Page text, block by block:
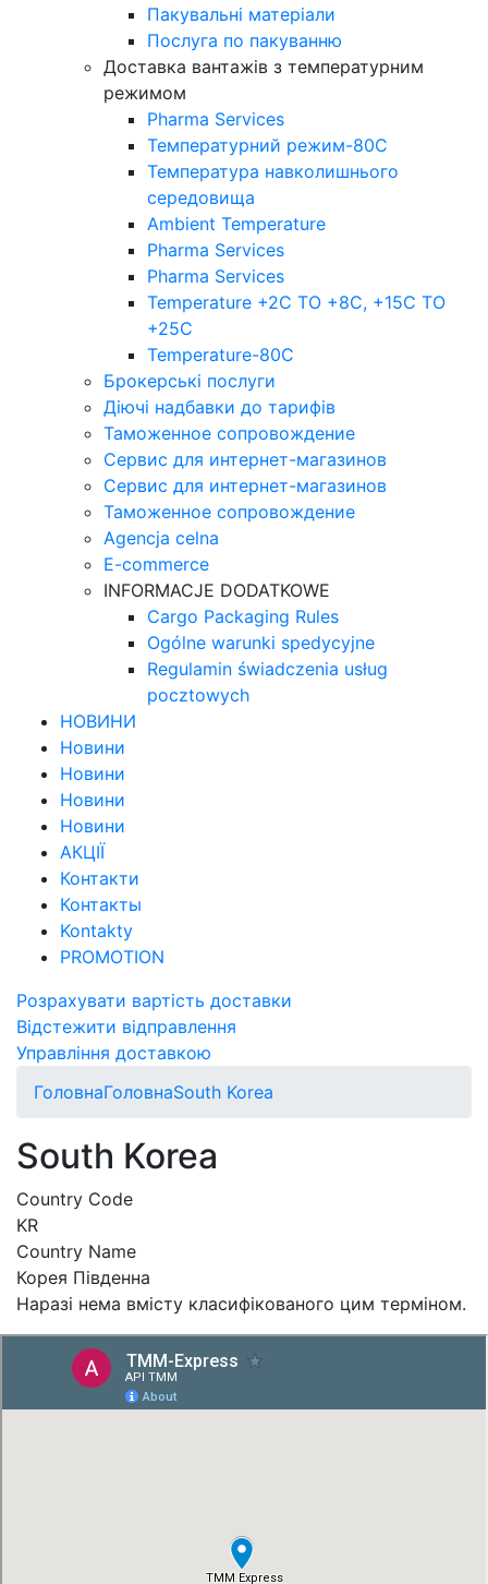
Пакувальнi матерiали
Послуга по пакуванню
Доставка вантажів з температурним
режимом
Pharma Services
Температурний режим-80С
Температура навколишнього
середовища
Ambient Temperature
Pharma Services
Pharma Services
Temperature +2C TO +8С, +15C TO
+25С
Temperature-80С
Брокерські послуги
Діючі надбавки до тарифів
Таможенное сопровождение
Сервис для интернет-магазинов
Сервис для интернет-магазинов
Таможенное сопровождение
Agencja celna
E-commerce
INFORMACJE DODATKOWE
Cargo Packaging Rules
Ogólne warunki spedycyjne
Regulamin świadczenia usług
pocztowych
НОВИНИ
Новини
Новини
Новини
Новини
АКЦІЇ
Контакти
Контакты
Kontakty
PROMOTION
Розрахувати вартість доставки
Відстежити відправлення
Управління доставкою
ГоловнаГоловнаSouth Korea
South Korea
Country Code
KR
Country Name
Корея Південна
Наразі нема вмісту класифікованого цим терміном.